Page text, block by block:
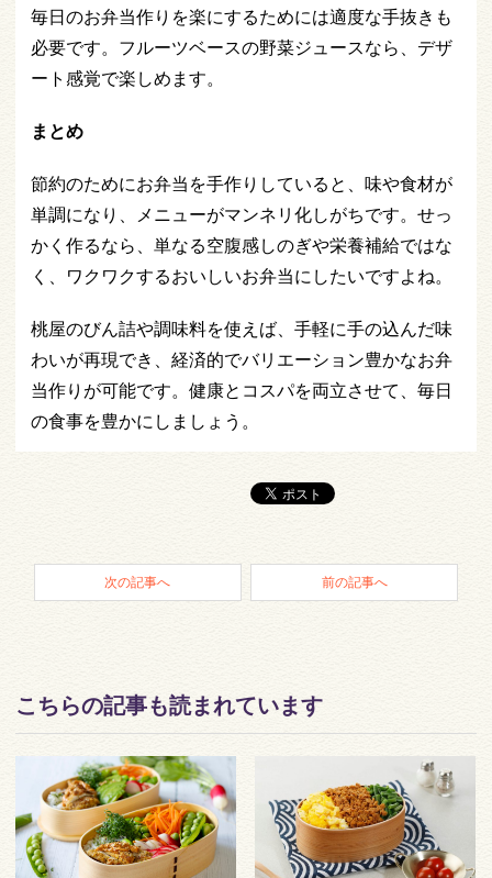
毎日のお弁当作りを楽にするためには適度な手抜きも
必要です。フルーツベースの野菜ジュースなら、デザ
ート感覚で楽しめます。
まとめ
節約のためにお弁当を手作りしていると、味や食材が
単調になり、メニューがマンネリ化しがちです。せっ
かく作るなら、単なる空腹感しのぎや栄養補給ではな
く、ワクワクするおいしいお弁当にしたいですよね。
桃屋のびん詰や調味料を使えば、手軽に手の込んだ味
わいが再現でき、経済的でバリエーション豊かなお弁
当作りが可能です。健康とコスパを両立させて、毎日
の食事を豊かにしましょう。
次の記事へ 前の記事へ
こちらの記事も読まれています